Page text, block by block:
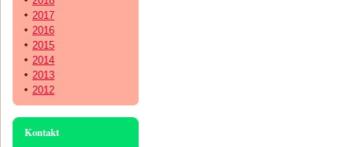
2017
2016
2015
2014
2013
2012
Kontakt